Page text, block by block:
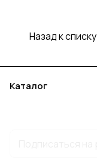
Назад к списку
Каталог